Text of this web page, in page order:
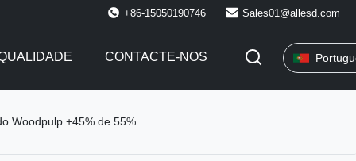
+86-15050190746 Sales01@allesd.com
CONTACTE-NOS
Woodpulp +45% de 55%